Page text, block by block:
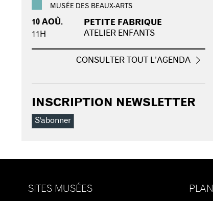
MUSÉE DES BEAUX-ARTS
10 AOÛ.
11H
PETITE FABRIQUE
ATELIER ENFANTS
CONSULTER TOUT L’AGENDA
INSCRIPTION NEWSLETTER
S'abonner
SITES MUSÉES